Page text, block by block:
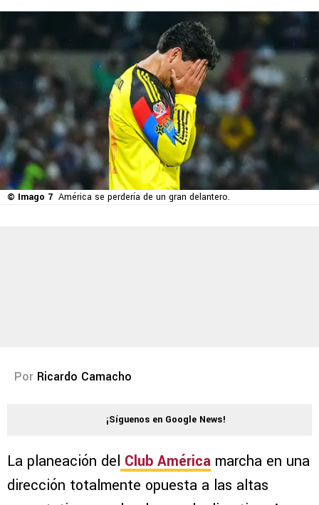
© Imago 7 América se perdería de un gran delantero.
Por Ricardo Camacho
¡Síguenos en Google News!
La planeación del Club América marcha en una
dirección totalmente opuesta a las altas